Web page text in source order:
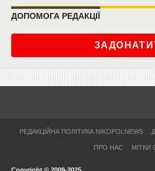
ДОПОМОГА РЕДАКЦІЇ
РЕДАКЦІЙНА ПОЛІТИКА NIKOPOLNEWS
ПРО НАС МІТКИ